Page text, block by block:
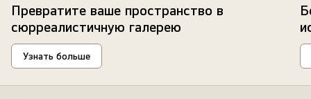
Превратите ваше пространство в
сюрреалистичную галерею
Узнать больше